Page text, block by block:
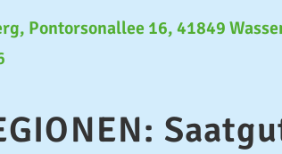
Pontorsonallee 16, 41849